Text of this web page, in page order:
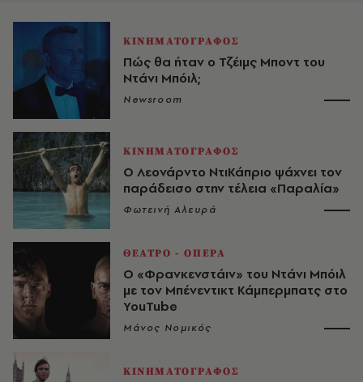
ΚΙΝΗΜΑΤΟΓΡΑΦΟΣ
Πώς θα ήταν ο Τζέιμς Μποντ του
Ντάνι Μπόιλ;
Newsroom
ΚΙΝΗΜΑΤΟΓΡΑΦΟΣ
Ο Λεονάρντο ΝτιΚάπριο ψάχνει τον
παράδεισο στην τέλεια «Παραλία»
Φωτεινή Αλευρά
ΘΕΑΤΡΟ - ΟΠΕΡΑ
Ο «Φρανκενστάιν» του Ντάνι Μπόιλ
με τον Μπένεντικτ Κάμπερμπατς στο
YouTube
Μάνος Νομικός
ΚΙΝΗΜΑΤΟΓΡΑΦΟΣ